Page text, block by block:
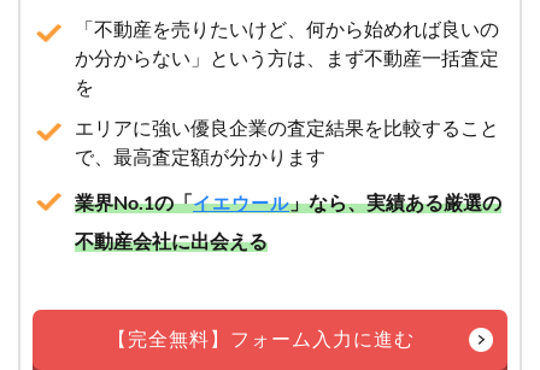
「不動産を売りたいけど、何から始めれば良いの
か分からない」という方は、まず不動産一括査定
を
エリアに強い優良企業の査定結果を比較すること
で、最高査定額が分かります
業界No.1の「イエウール」なら、実績ある厳選の
不動産会社に出会える
【完全無料】フォーム入力に進む